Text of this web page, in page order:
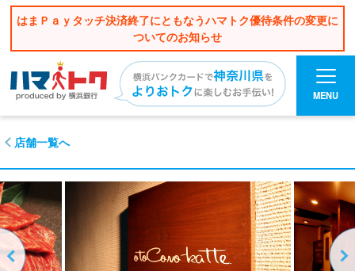
はまＰａｙタッチ決済終了にともなうハマトク優待条件の変更に
ついてのお知らせ
MENU
店舗一覧へ